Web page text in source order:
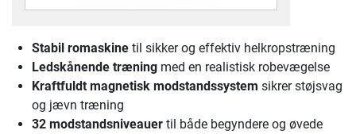
Stabil romaskine til sikker og effektiv helkropstræning
Ledskånende træning med en realistisk robevægelse
Kraftfuldt magnetisk modstandssystem sikrer støjsvag
og jævn træning
32 modstandsniveauer til både begyndere og øvede